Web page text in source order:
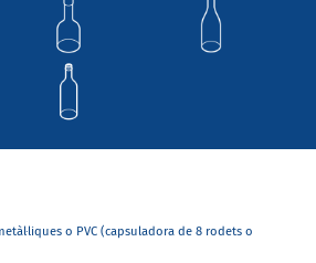
o PVC (capsuladora de 8 rodets o